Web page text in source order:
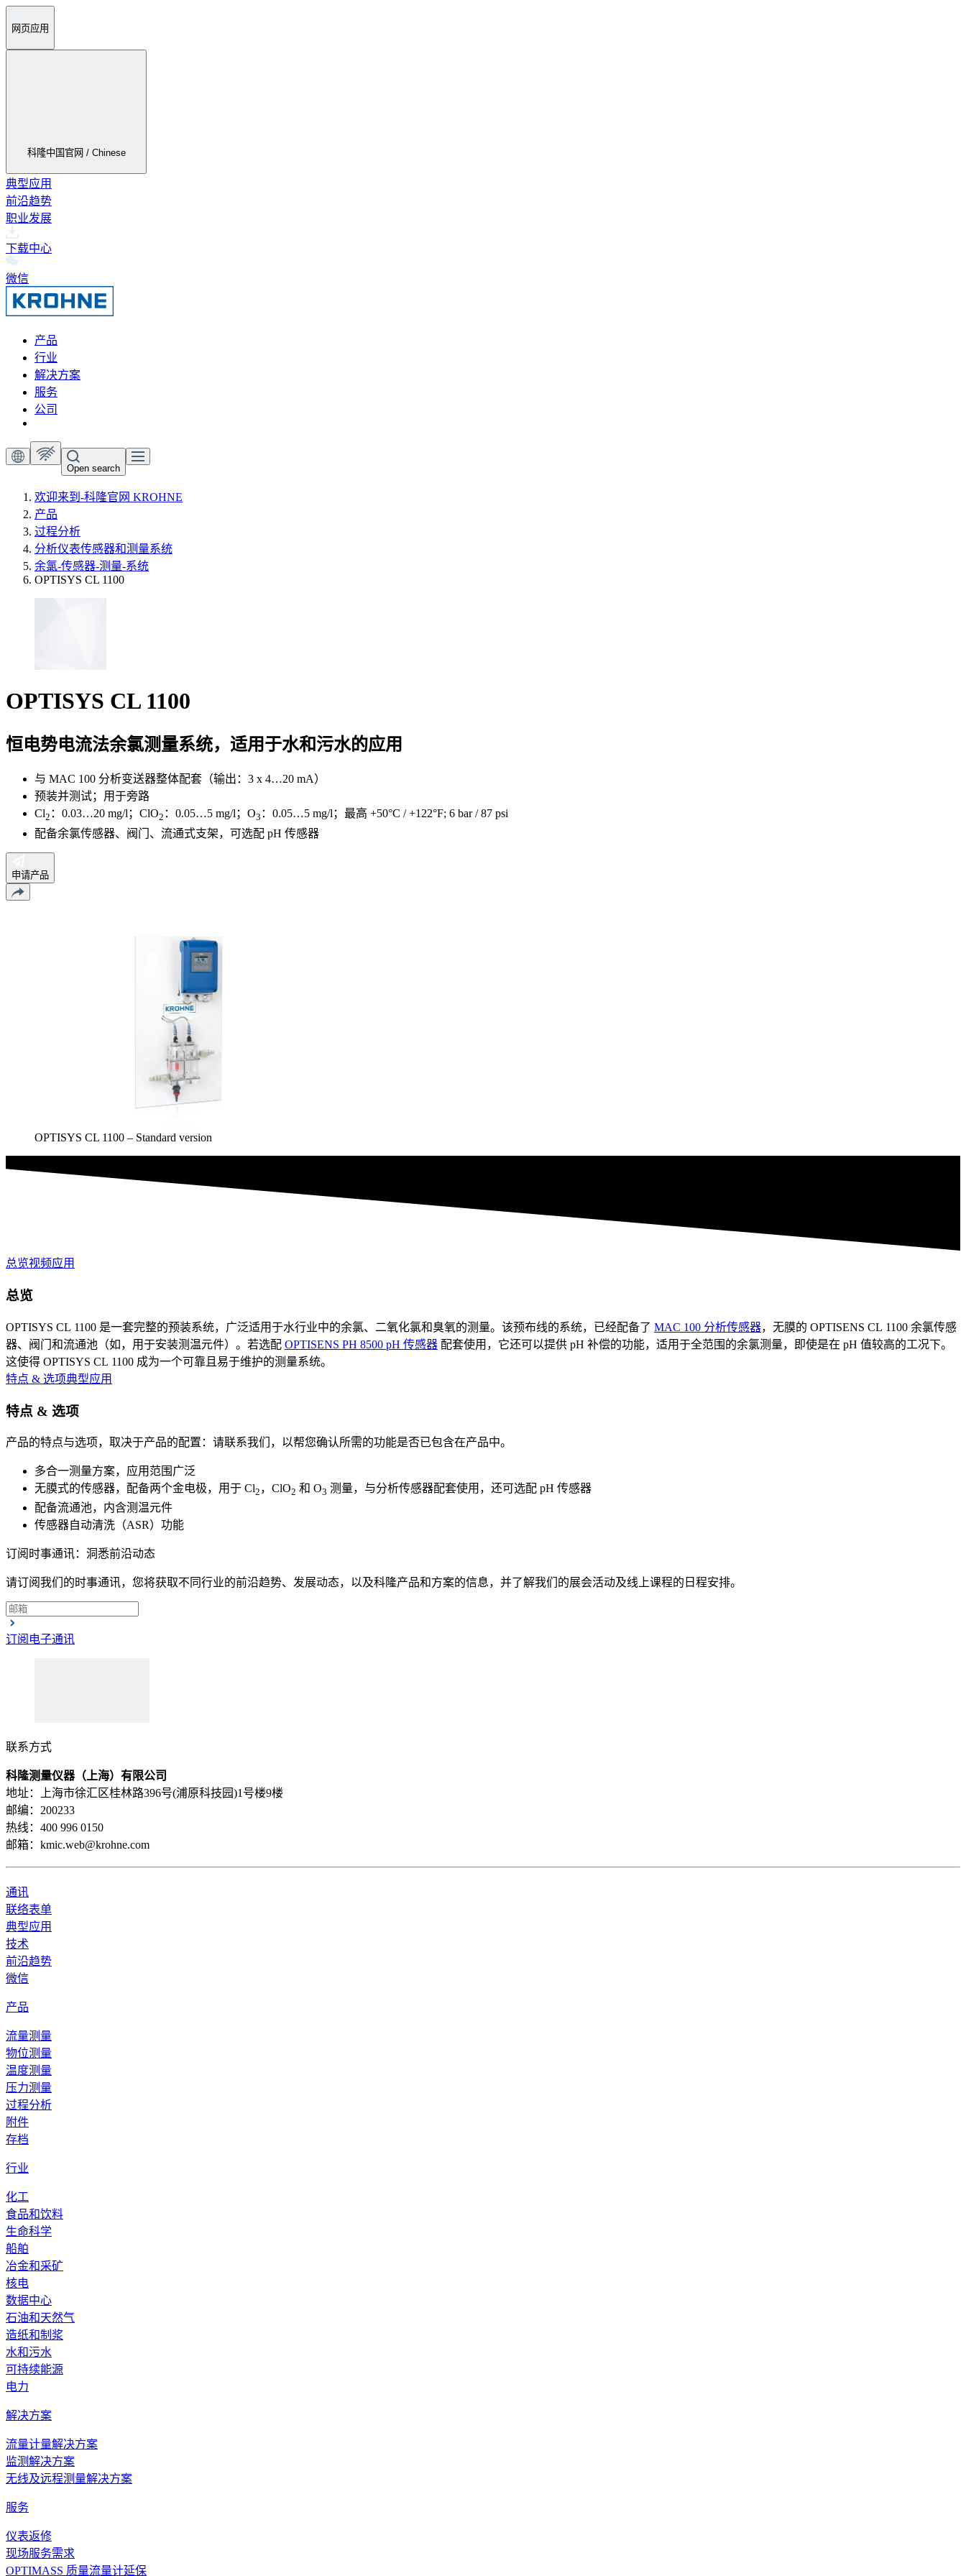
网页应用
科隆中国官网 / Chinese
典型应用
前沿趋势
职业发展
下载中心
微信
产品
行业
解决方案
服务
公司
Open search
欢迎来到-科隆官网 KROHNE
产品
过程分析
分析仪表传感器和测量系统
余氯-传感器-测量-系统
OPTISYS CL 1100
OPTISYS CL 1100
恒电势电流法余氯测量系统，适用于水和污水的应用
与 MAC 100 分析变送器整体配套（输出：3 x 4…20 mA）
预装并测试；用于旁路
Cl2 ：0.03…20 mg/l；ClO2 ：0.05…5 mg/l；O3 ：0.05…5 mg/l；最高 +50°C / +122°F; 6 bar / 87 psi
配备余氯传感器、阀门、流通式支架，可选配 pH 传感器
申请产品
OPTISYS CL 1100 – Standard version
总览视频应用
总览
OPTISYS CL 1100 是一套完整的预装系统，广泛适用于水行业中的余氯、二氧化氯和臭氧的测量。该预布线的系统，已经配备了 MAC 100 分析传感器，无膜的 OPTISENS CL 1100 余氯传感
器、阀门和流通池（如，用于安装测温元件）。若选配 OPTISENS PH 8500 pH 传感器 配套使用，它还可以提供 pH 补偿的功能，适用于全范围的余氯测量，即使是在 pH 值较高的工况下。
这使得 OPTISYS CL 1100 成为一个可靠且易于维护的测量系统。
特点 & 选项典型应用
特点 & 选项
产品的特点与选项，取决于产品的配置：请联系我们，以帮您确认所需的功能是否已包含在产品中。
多合一测量方案，应用范围广泛
无膜式的传感器，配备两个金电极，用于 Cl2 ，ClO2 和 O3 测量，与分析传感器配套使用，还可选配 pH 传感器
配备流通池，内含测温元件
传感器自动清洗（ASR）功能
订阅时事通讯：洞悉前沿动态
请订阅我们的时事通讯，您将获取不同行业的前沿趋势、发展动态，以及科隆产品和方案的信息，并了解我们的展会活动及线上课程的日程安排。
订阅电子通讯
联系方式
科隆测量仪器（上海）有限公司
地址：上海市徐汇区桂林路396号(浦原科技园)1号楼9楼
邮编：200233
热线：400 996 0150
邮箱：kmic.web@krohne.com
通讯
联络表单
典型应用
技术
前沿趋势
微信
产品
流量测量
物位测量
温度测量
压力测量
过程分析
附件
存档
行业
化工
食品和饮料
生命科学
船舶
冶金和采矿
核电
数据中心
石油和天然气
造纸和制浆
水和污水
可持续能源
电力
解决方案
流量计量解决方案
监测解决方案
无线及远程测量解决方案
服务
仪表返修
现场服务需求
OPTIMASS 质量流量计延保